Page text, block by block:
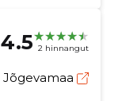
4.5 2 hinnangut
Jõgevamaa